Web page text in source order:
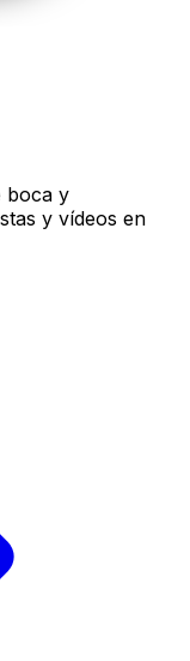
boca y
y vídeos en